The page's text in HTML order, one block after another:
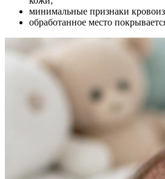
минимальные признаки
обработанное место